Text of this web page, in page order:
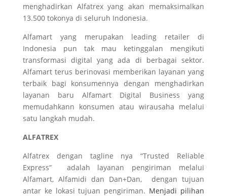
menghadirkan Alfatrex yang akan memaksimalkan
13.500 tokonya di seluruh Indonesia.
Alfamart yang merupakan leading retailer di
Indonesia pun tak mau ketinggalan mengikuti
transformasi digital yang ada di berbagai sektor.
Alfamart terus berinovasi memberikan layanan yang
terbaik bagi konsumennya dengan menghadirkan
layanan baru Alfamart Digital Business yang
memudahkann konsumen atau wirausaha melalui
satu langkah mudah.
ALFATREX
Alfatrex dengan tagline nya “Trusted Reliable
Express” adalah layanan pengiriman melalui
Alfamart, Alfamidi dan Dan+Dan, dengan tujuan
antar ke lokasi tujuan pengiriman. Menjadi pilihan